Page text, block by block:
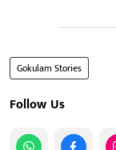
Gokulam Stories
Follow Us